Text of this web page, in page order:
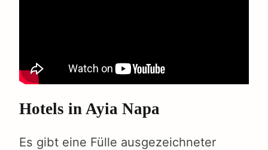
Hotels in Ayia Napa
Es gibt eine Fülle ausgezeichneter